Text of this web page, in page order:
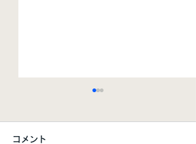
コメント